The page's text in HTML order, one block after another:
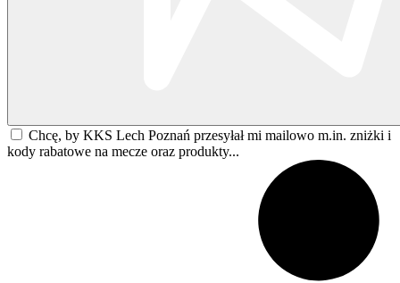
Chcę, by KKS Lech Poznań przesyłał mi mailowo m.in. zniżki i
kody rabatowe na mecze oraz produkty...